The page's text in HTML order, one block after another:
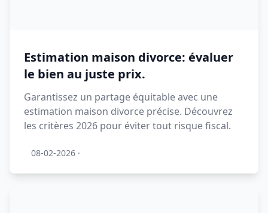
Estimation maison divorce: évaluer
le bien au juste prix.
Garantissez un partage équitable avec une
estimation maison divorce précise. Découvrez
les critères 2026 pour éviter tout risque fiscal.
08-02-2026 ·